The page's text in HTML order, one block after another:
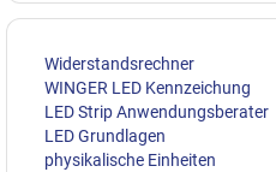
Widerstandsrechner
WINGER LED Kennzeichung
LED Strip Anwendungsberater
LED Grundlagen
physikalische Einheiten